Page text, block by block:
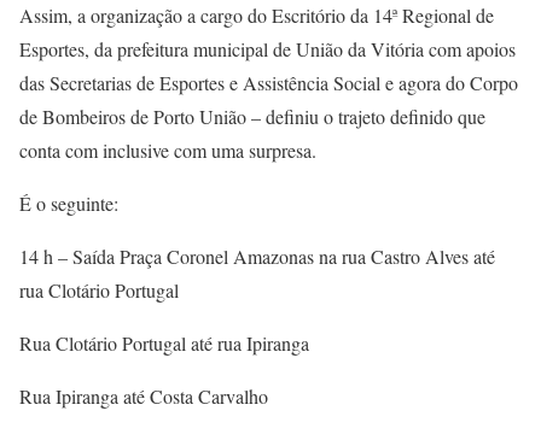
Assim, a organização a cargo do Escritório da 14ª Regional de
Esportes, da prefeitura municipal de União da Vitória com apoios
das Secretarias de Esportes e Assistência Social e agora do Corpo
de Bombeiros de Porto União – definiu o trajeto definido que
conta com inclusive com uma surpresa.
É o seguinte:
14 h – Saída Praça Coronel Amazonas na rua Castro Alves até
rua Clotário Portugal
Rua Clotário Portugal até rua Ipiranga
Rua Ipiranga até Costa Carvalho